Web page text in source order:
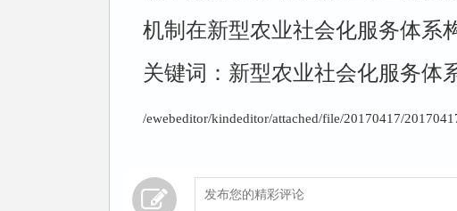
机制在新型农业社会化服务体系
关键词： 新型农业社会化服务
/ewebeditor/kindeditor/attached/file/20170417/